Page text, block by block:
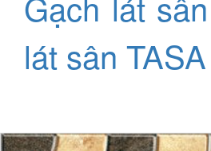
lát sân TASA